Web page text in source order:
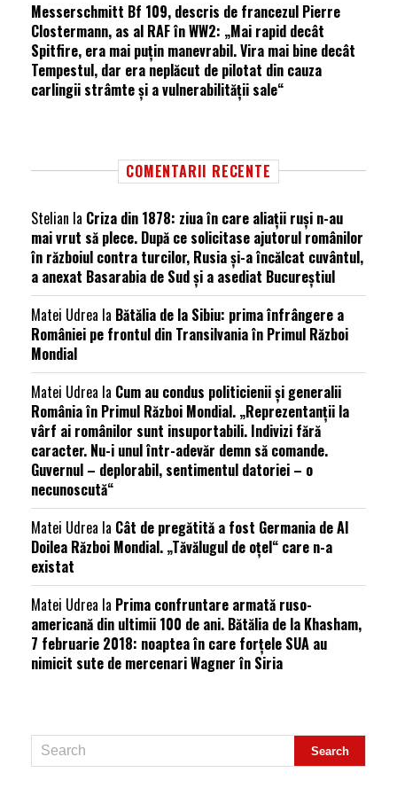
Messerschmitt Bf 109, descris de francezul Pierre
Clostermann, as al RAF în WW2: „Mai rapid decât
Spitfire, era mai puțin manevrabil. Vira mai bine decât
Tempestul, dar era neplăcut de pilotat din cauza
carlingii strâmte și a vulnerabilității sale“
COMENTARII RECENTE
Stelian la Criza din 1878: ziua în care aliații ruși n-au
mai vrut să plece. După ce solicitase ajutorul românilor
în războiul contra turcilor, Rusia și-a încălcat cuvântul,
a anexat Basarabia de Sud și a asediat Bucureștiul
Matei Udrea la Bătălia de la Sibiu: prima înfrângere a
României pe frontul din Transilvania în Primul Război
Mondial
Matei Udrea la Cum au condus politicienii și generalii
România în Primul Război Mondial. „Reprezentanții la
vârf ai românilor sunt insuportabili. Indivizi fără
caracter. Nu-i unul într-adevăr demn să comande.
Guvernul – deplorabil, sentimentul datoriei – o
necunoscută“
Matei Udrea la Cât de pregătită a fost Germania de Al
Doilea Război Mondial. „Tăvălugul de oțel“ care n-a
existat
Matei Udrea la Prima confruntare armată ruso-
americană din ultimii 100 de ani. Bătălia de la Khasham,
7 februarie 2018: noaptea în care forțele SUA au
nimicit sute de mercenari Wagner în Siria